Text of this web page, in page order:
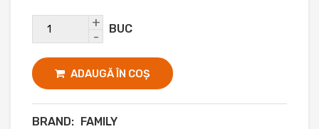
+
-
BUC
ADAUGĂ ÎN COȘ
BRAND: FAMILY